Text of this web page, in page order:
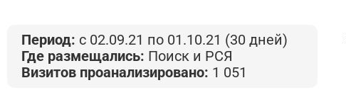
Период: с 02.09.21 по 01.10.21 (30 дней)
Где размещались: Поиск и РСЯ
Визитов проанализировано: 1 051